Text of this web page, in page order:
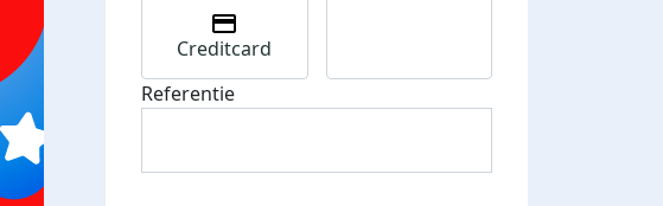
Creditcard
Referentie